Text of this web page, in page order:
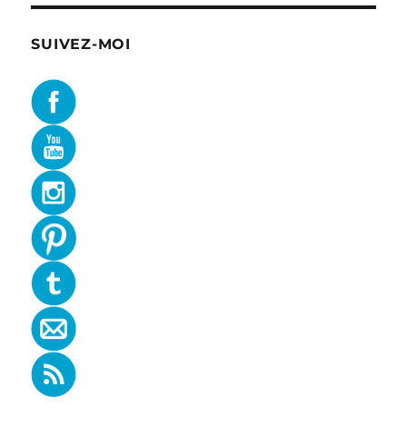
SUIVEZ-MOI